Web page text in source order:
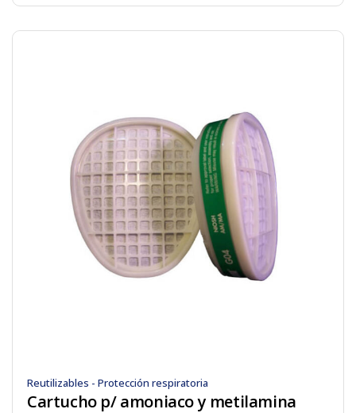
Reutilizables - Protección respiratoria
Cartucho p/ amoniaco y metilamina